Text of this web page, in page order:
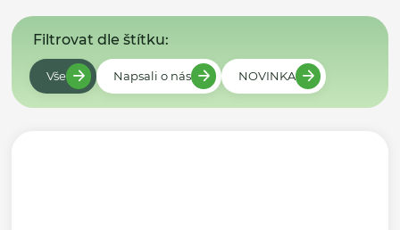
Filtrovat dle štítku:
Vše Napsali o nás NOVINKA